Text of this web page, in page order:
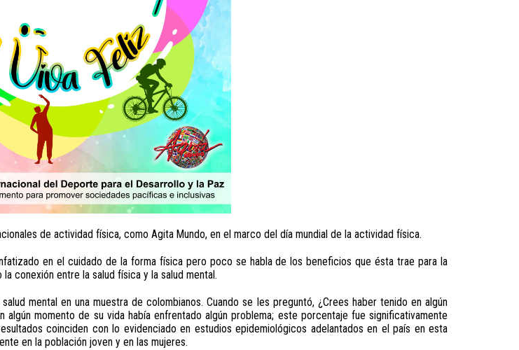
de actividad física, como Agita Mundo, en el marco del día mundial de la actividad física.
en el cuidado de la forma física pero poco se habla de los beneficios que ésta trae para la
conexión entre la salud física y la salud mental.
mental en una muestra de colombianos. Cuando se les preguntó, ¿Crees haber tenido en algún
momento de su vida había enfrentado algún problema; este porcentaje fue significativamente
coinciden con lo evidenciado en estudios epidemiológicos adelantados en el país en esta
en la población joven y en las mujeres.